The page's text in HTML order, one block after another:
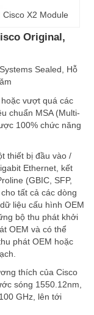
X2 Module
Original,
Sealed, Hỗ
vượt quá các
chuẩn MSA (Multi-
100% chức năng
thiết bị đầu vào /
Ethernet, kết
(GBIC, SFP,
tất cả các dòng
liệu cấu hình OEM
bộ thu phát khởi
OEM và có thể
phát OEM hoặc
thích của Cisco
sóng 1550.12nm,
GHz, lên tới